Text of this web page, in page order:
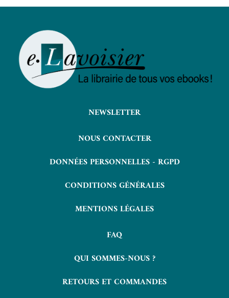
NEWSLETTER
NOUS CONTACTER
DONNÉES PERSONNELLES - RGPD
CONDITIONS GÉNÉRALES
MENTIONS LÉGALES
FAQ
QUI SOMMES-NOUS ?
RETOURS ET COMMANDES